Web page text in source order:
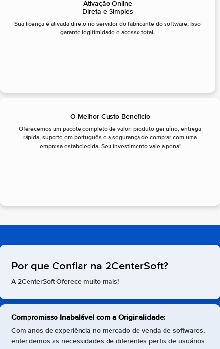
Ativação Online
Direta e Simples
Sua licença é ativada direto no servidor do fabricante do software, Isso
garante legitimidade e acesso total.
O Melhor Custo Beneficio
Oferecemos um pacote completo de valor: produto genuíno, entrega
rápida, suporte em português e a segurança de comprar com uma
empresa estabelecida. Seu investimento vale a pena!
Por que Confiar na 2CenterSoft?
A 2CenterSoft Oferece muito mais!
Compromisso Inabalável com a Originalidade:
Com anos de experiência no mercado de venda de softwares,
entendemos as necessidades de diferentes perfis de usuários